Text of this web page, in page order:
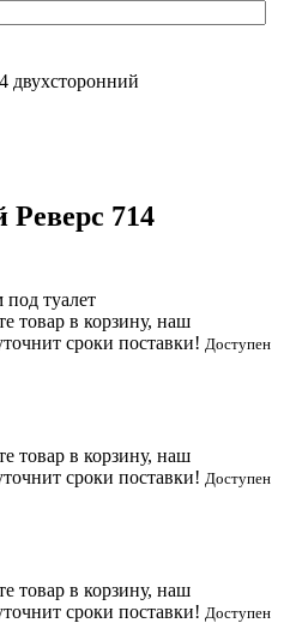
двухсторонний
Реверс 714
под туалет
товар в корзину, наш
сроки поставки! Доступен
товар в корзину, наш
сроки поставки! Доступен
товар в корзину, наш
сроки поставки! Доступен